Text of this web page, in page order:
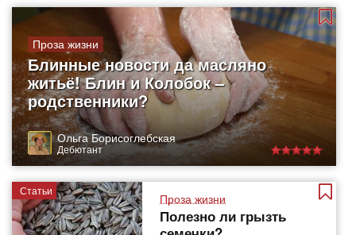
Проза жизни
Блинные новости да масляно
житьё! Блин и Колобок –
родственники?
Ольга Борисоглебская
Дебютант
Статьи
Проза жизни
Полезно ли грызть